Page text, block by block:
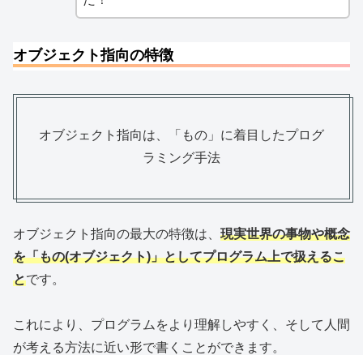
オブジェクト指向の特徴
オブジェクト指向は、「もの」に着目したプログ
ラミング手法
オブジェクト指向の最大の特徴は、 現実世界の事物や概念
を「もの(オブジェクト)」としてプログラム上で扱えるこ
とです。
これにより、プログラムをより理解しやすく、そして人間
が考える方法に近い形で書くことができます。